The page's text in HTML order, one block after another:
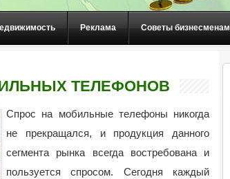
Реклама Советы бизнесменам
ТЕЛЕФОНОВ
Спрос на мобильные телефоны никогда
не прекращался, и продукция данного
сегмента рынка всегда востребована и
пользуется спросом. Сегодня каждый